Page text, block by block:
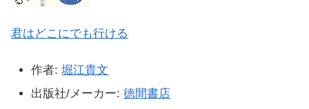
君はどこにでも行ける
作者: 堀江貴文
出版社/メーカー: 徳間書店